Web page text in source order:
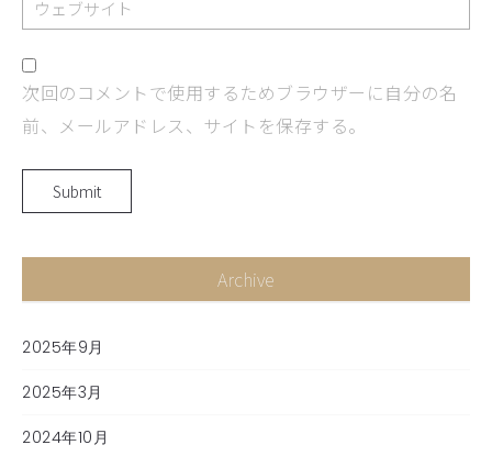
次回のコメントで使用するためブラウザーに自分の名
前、メールアドレス、サイトを保存する。
Archive
2025年9月
2025年3月
2024年10月